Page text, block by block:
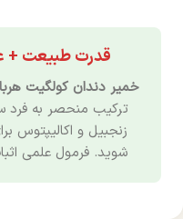
قدرت طبیعت +
خمیر دندان کولگیت
ترکیب منحصر به فرد
زنجبیل و اکالیپتوس
شوید. فرمول علمی